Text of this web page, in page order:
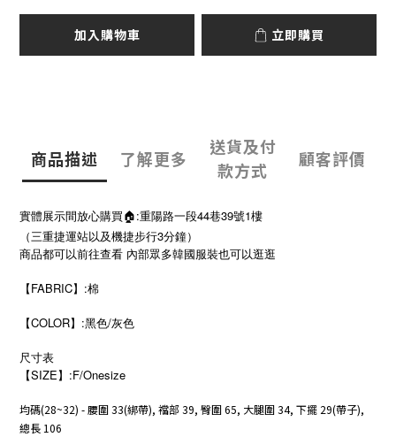
加入購物車 立即購買
商品描述 了解更多
送貨及付
款方式
顧客評價
實體展示間放心購買🏠:重陽路一段44巷39號1樓
（三重捷運站以及機捷步行3分鐘）
商品都可以前往查看 內部眾多韓國服裝也可以逛逛
【FABRIC】:棉
【COLOR】:黑色/灰色
尺寸表
【SIZE 】 :F/Onesize
均碼(28~32) -腰圍 33(綁帶), 襠部 39, 臀圍 65, 大腿圍 34, 下擺 29(帶子),
總長 106